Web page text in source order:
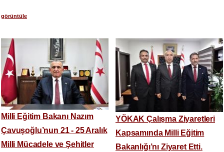
görüntüle
Milli Eğitim Bakanı Nazım
Çavuşoğlu’nun 21 - 25 Aralık
Milli Mücadele ve Şehitler
YÖKAK Çalışma Ziyaretleri
Kapsamında Milli Eğitim
Bakanlığı’nı Ziyaret Etti.